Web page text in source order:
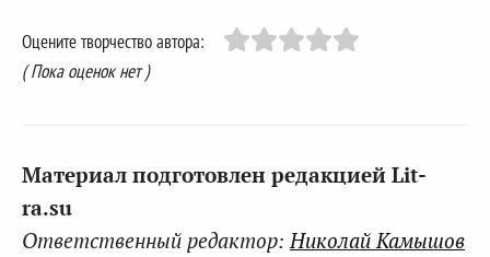
Оцените творчество автора:
( Пока оценок нет )
Материал подготовлен редакцией Lit-
ra.su
Ответственный редактор: Николай Камышов